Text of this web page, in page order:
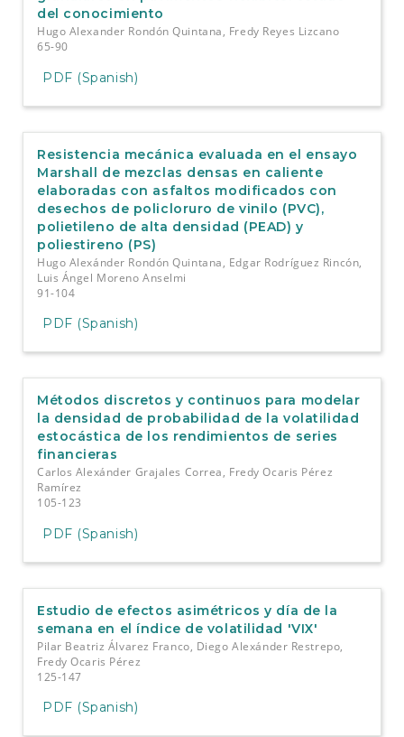
del conocimiento
Hugo Alexander Rondón Quintana, Fredy Reyes Lizcano
65-90
PDF (Spanish)
Resistencia mecánica evaluada en el ensayo
Marshall de mezclas densas en caliente
elaboradas con asfaltos modificados con
desechos de policloruro de vinilo (PVC),
polietileno de alta densidad (PEAD) y
poliestireno (PS)
Hugo Alexánder Rondón Quintana, Edgar Rodríguez Rincón,
Luis Ángel Moreno Anselmi
91-104
PDF (Spanish)
Métodos discretos y continuos para modelar
la densidad de probabilidad de la volatilidad
estocástica de los rendimientos de series
financieras
Carlos Alexánder Grajales Correa, Fredy Ocaris Pérez
Ramírez
105-123
PDF (Spanish)
Estudio de efectos asimétricos y día de la
semana en el índice de volatilidad 'VIX'
Pilar Beatriz Álvarez Franco, Diego Alexánder Restrepo,
Fredy Ocaris Pérez
125-147
PDF (Spanish)